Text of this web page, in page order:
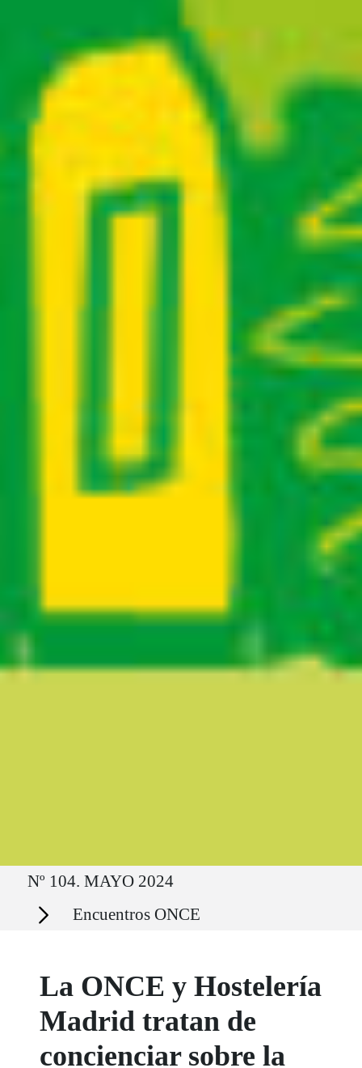
Ruta del sitio
Nº 104. MAYO 2024
Secciones Encuentros ONCE
La ONCE y Hostelería
Madrid tratan de
concienciar sobre la